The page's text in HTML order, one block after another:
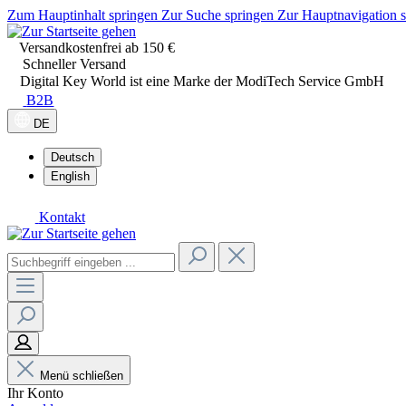
Zum Hauptinhalt springen Zur Suche springen Zur Hauptnavigation
Versandkostenfrei ab 150 €
Schneller Versand
Digital Key World ist eine Marke der ModiTech Service GmbH
B2B
DE
Deutsch
English
Kontakt
Menü schließen
Ihr Konto